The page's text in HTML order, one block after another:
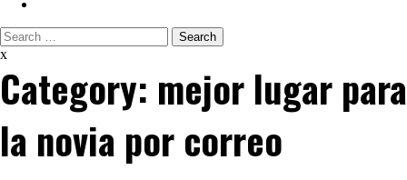
Search
for:
x
Category: mejor lugar para
la novia por correo